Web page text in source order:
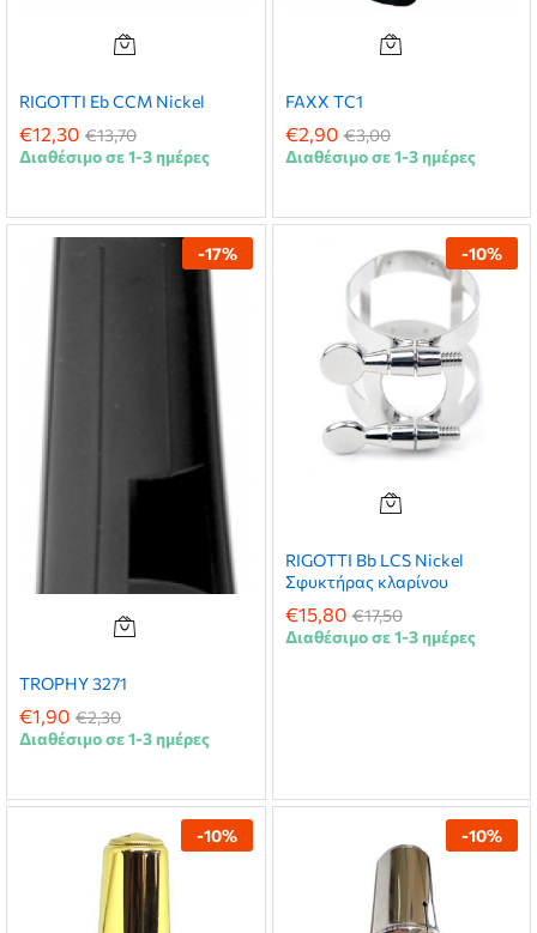
RIGOTTI Eb CCM Nickel
€12,30 €13,70
Διαθέσιμο σε 1-3 ημέρες
FAXX TC1
€2,90 €3,00
Διαθέσιμο σε 1-3 ημέρες
-17%
TROPHY 3271
€1,90 €2,30
Διαθέσιμο σε 1-3 ημέρες
-10%
RIGOTTI Bb LCS Nickel
Σφυκτήρας κλαρίνου
€15,80 €17,50
Διαθέσιμο σε 1-3 ημέρες
-10% -10%